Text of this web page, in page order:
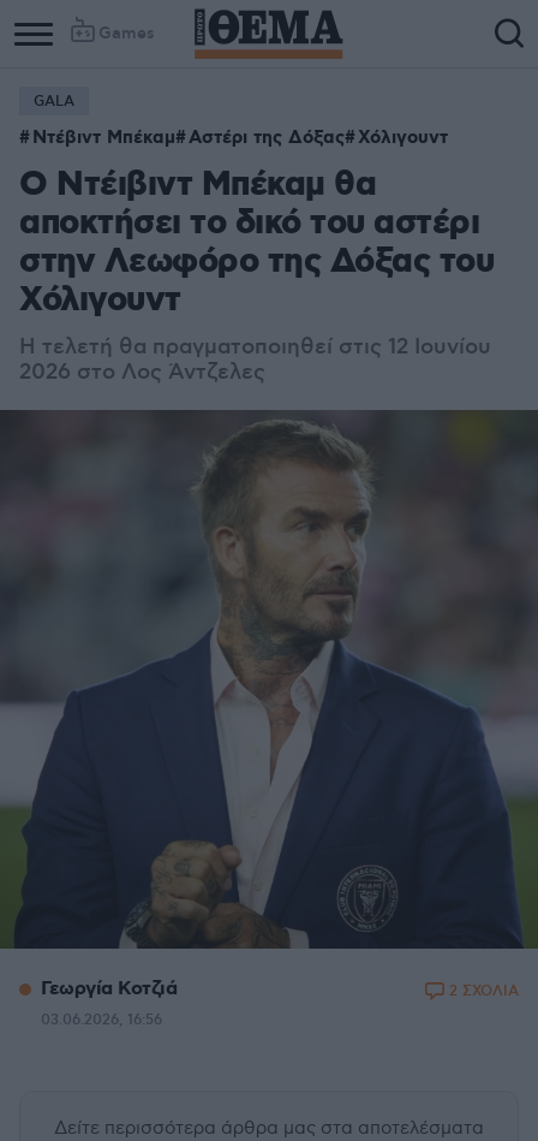
Games
GALA
Ντέβιντ Μπέκαμ Αστέρι της Δόξας Χόλιγουντ
Ο Ντέιβιντ Μπέκαμ θα
αποκτήσει το δικό του αστέρι
στην Λεωφόρο της Δόξας του
Χόλιγουντ
Η τελετή θα πραγματοποιηθεί στις 12 Ιουνίου
2026 στο Λος Άντζελες
Γεωργία Κοτζιά
03.06.2026, 16:56
2 ΣΧΟΛΙΑ
Δείτε περισσότερα άρθρα μας στα αποτελέσματα